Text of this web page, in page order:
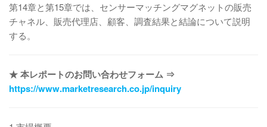
第14章と第15章では、センサーマッチングマグネットの販売
チャネル、販売代理店、顧客、調査結果と結論について説明
する。
★ 本レポートのお問い合わせフォーム ⇒
https://www.marketresearch.co.jp/inquiry